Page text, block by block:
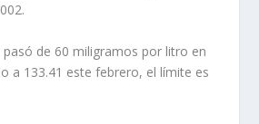
de 60 miligramos por litro en
a 133.41 este febrero, el límite es